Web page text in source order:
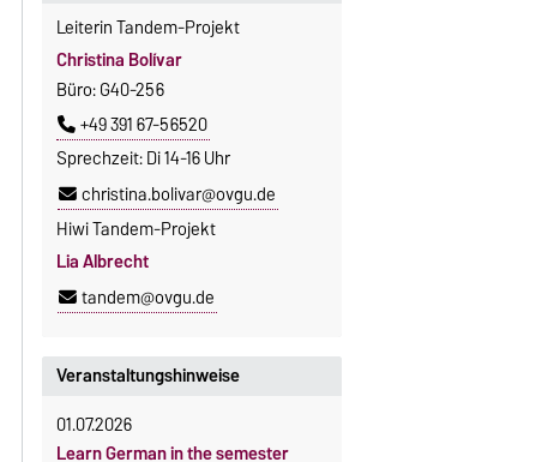
Veranstaltungshinweise
01.07.2026
Learn German in the semester
Leiterin Tandem-Projekt
Christina Bolívar
Büro: G40-256
+49 391 67-56520
Sprechzeit: Di 14-16 Uhr
christina.bolivar@ovgu.de
Hiwi Tandem-Projekt
Lia Albrecht
tandem@ovgu.de